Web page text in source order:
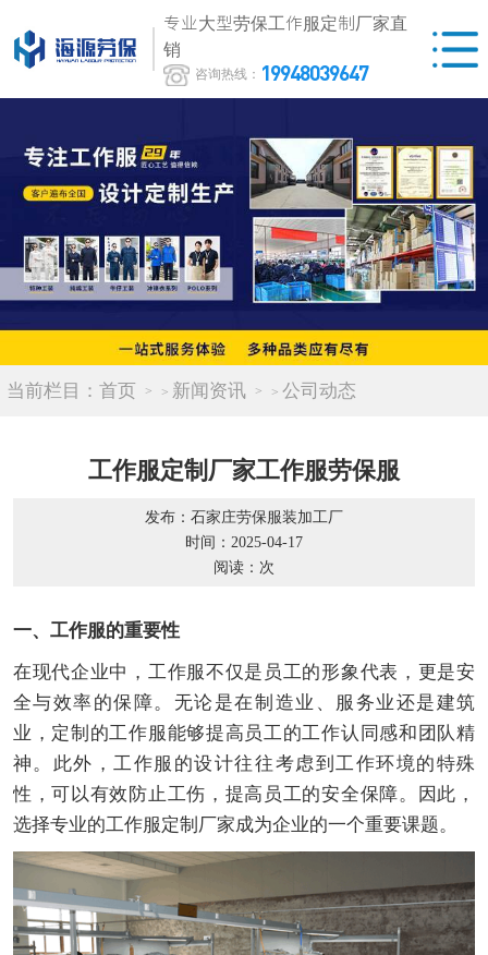
专业大型劳保工作服定制厂家直
销
咨询热线： 19948039647
当前栏目： 首页 > 新闻资讯 > 公司动态
工作服定制厂家工作服劳保服
发布：石家庄劳保服装加工厂
时间：2025-04-17
阅读： 次
一、工作服的重要性
在现代企业中，工作服不仅是员工的形象代表，更是安
全与效率的保障。无论是在制造业、服务业还是建筑
业，定制的工作服能够提高员工的工作认同感和团队精
神。此外，工作服的设计往往考虑到工作环境的特殊
性，可以有效防止工伤，提高员工的安全保障。因此，
选择专业的工作服定制厂家成为企业的一个重要课题。